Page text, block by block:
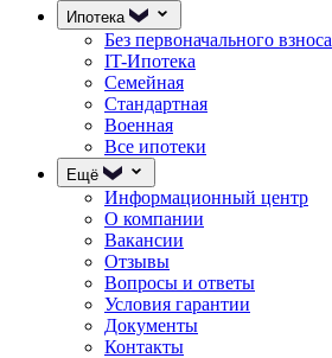
Ипотека
Без первоначального взноса
IT-Ипотека
Семейная
Стандартная
Военная
Все ипотеки
Ещё
Информационный центр
О компании
Вакансии
Отзывы
Вопросы и ответы
Условия гарантии
Документы
Контакты